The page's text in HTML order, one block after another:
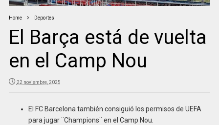
Home Deportes
El Barça está de vuelta
en el Camp Nou
22 noviembre, 2025
El FC Barcelona también consiguió los permisos de UEFA
para jugar ¨Champions¨ en el Camp Nou.